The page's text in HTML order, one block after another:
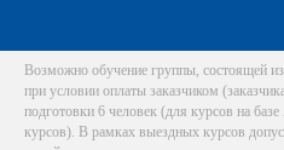
Возможно обучение группы, состоящей
при условии оплаты заказчиком
подготовки 6 человек (для курсов на
курсов). В рамках выездных курсов